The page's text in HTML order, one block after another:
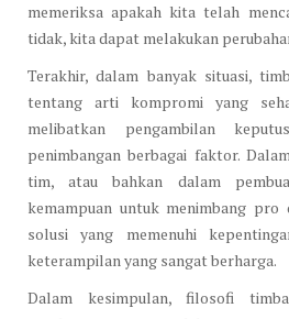
memeriksa apakah kita telah
tidak, kita dapat melakukan
Terakhir, dalam banyak situasi,
tentang arti kompromi yang
melibatkan pengambilan
penimbangan berbagai faktor.
tim, atau bahkan dalam
kemampuan untuk menimbang
solusi yang memenuhi
keterampilan yang sangat berharga.
Dalam kesimpulan, filosofi